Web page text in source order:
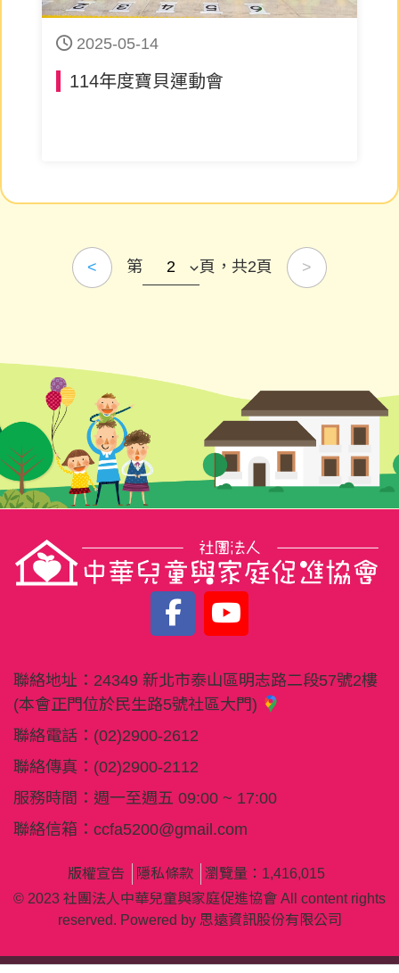
2025-05-14
114年度寶貝運動會
< 第 頁，共2頁 >
聯絡地址： 24349 新北市泰山區明志路二段57號2樓
(本會正門位於民生路5號社區大門)
聯絡電話： (02)2900-2612
聯絡傳真： (02)2900-2112
服務時間：週一至週五 09:00 ~ 17:00
聯絡信箱： ccfa5200@gmail.com
版權宣告 隱私條款
瀏覽量：1,416,015
© 2023 社團法人中華兒童與家庭促進協會 All content rights
reserved. Powered by 思遠資訊股份有限公司